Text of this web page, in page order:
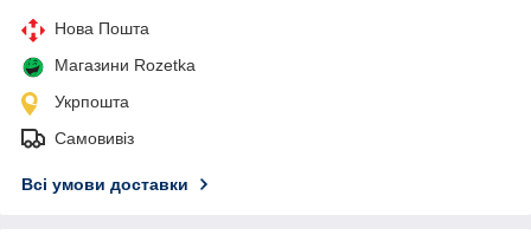
Нова Пошта
Магазини Rozetka
Укрпошта
Самовивіз
Всі умови доставки